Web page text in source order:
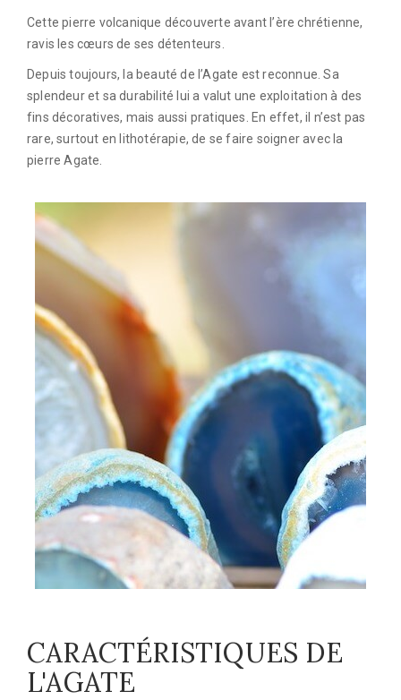
Cette pierre volcanique découverte avant l’ère chrétienne,
ravis les cœurs de ses détenteurs.
Depuis toujours, la beauté de l’Agate est reconnue. Sa
splendeur et sa durabilité lui a valut une exploitation à des
fins décoratives, mais aussi pratiques. En effet, il n’est pas
rare, surtout en lithotérapie, de se faire soigner avec la
pierre Agate.
CARACTÉRISTIQUES DE
L'AGATE